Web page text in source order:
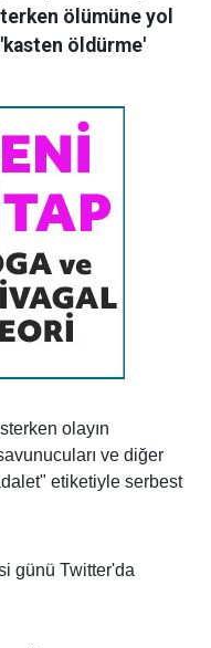
ölümüne yol
öldürme'
olayın
ve diğer
etiketiyle serbest
günü Twitter'da